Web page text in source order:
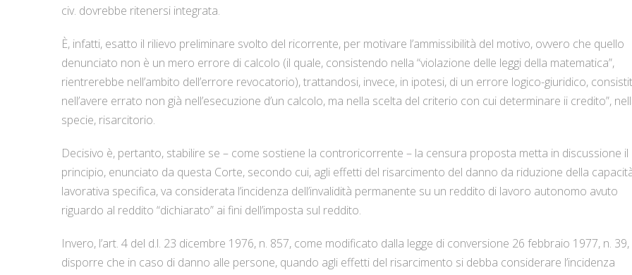
civ. dovrebbe ritenersi integrata.
È, infatti, esatto il rilievo preliminare svolto del ricorrente, per motivare l’ammissibilità del motivo, ovvero che quello
denunciato non è un mero errore di calcolo (il quale, consistendo nella “violazione delle leggi della matematica”,
rientrerebbe nell’ambito dell’errore revocatorio), trattandosi, invece, in ipotesi, di un errore logico-giuridico,
nell’avere errato non già nell’esecuzione d’un calcolo, ma nella scelta del criterio con cui determinare ii credito”,
specie, risarcitorio.
Decisivo è, pertanto, stabilire se – come sostiene la controricorrente – la censura proposta metta in discussione il
principio, enunciato da questa Corte, secondo cui, agli effetti del risarcimento del danno da riduzione della
lavorativa specifica, va considerata l’incidenza dell’invalidità permanente su un reddito di lavoro autonomo avuto
riguardo al reddito “dichiarato” ai fini dell’imposta sul reddito.
Invero, l’art. 4 del d.l. 23 dicembre 1976, n. 857, come modificato dalla legge di conversione 26 febbraio 1977, n. 39,
disporre che in caso di danno alle persone, quando agli effetti del risarcimento si debba considerare l’incidenza